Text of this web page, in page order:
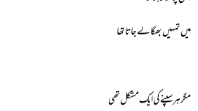
میں تمہیں بھگا لے جاتا تھا
مگر ہر سپنے کی ایک مشکل تھی